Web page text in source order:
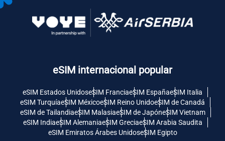
eSIM internacional popular
eSIM Estados UnidoseSIM FranciaeSIM EspañaeSIM Italia
eSIM TurquíaeSIM MéxicoeSIM Reino UnidoeSIM de Canadá
eSIM de TailandiaeSIM MalasiaeSIM de JapóneSIM Vietnam
eSIM IndiaeSIM AlemaniaeSIM GreciaeSIM Arabia Saudita
eSIM Emiratos Árabes UnidoseSIM Egipto